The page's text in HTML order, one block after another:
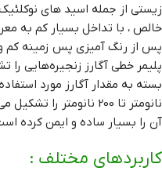
زیستی از جمله اسید های
خالص ، با تداخل بسیار کم به
پس از رنگ آمیزی پس زمینه کم و
پلیمر خطی آگارز زنجیره‌هایی
نانومتر تا 200
آن را بسیار ساده و ایمن کرده
کاربردهای مختلف :